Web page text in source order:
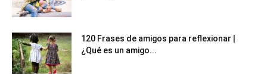
120 Frases de amigos para reflexionar |
¿Qué es un amigo...